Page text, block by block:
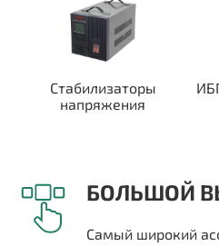
Стабилизаторы
напряжения
БОЛЬШОЙ
Самый широкий